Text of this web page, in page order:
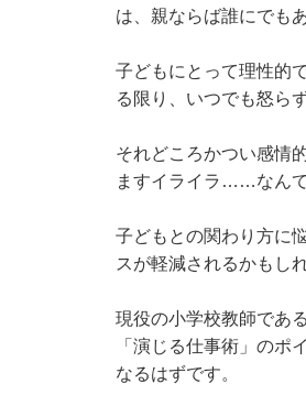
は、親ならば誰にでも
子どもにとって理性的
る限り、いつでも怒ら
それどころかつい感情
ますイライラ……なんて
子どもとの関わり方に
スが軽減されるかもし
現役の小学校教師であ
「演じる仕事術」のポ
なるはずです。